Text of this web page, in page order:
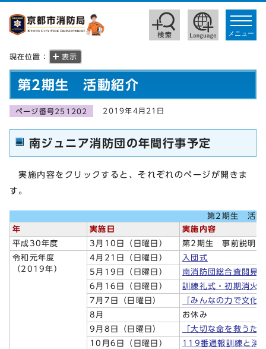
toggle
メニュー
現在位置： 表示
第2期生 活動紹介
ページ番号251202 2019年4月21日
南ジュニア消防団の年間行事予定
実施内容をクリックすると、それぞれのページが開きま
す。
第2期生 活動
年
実施日
実施内容
平成30年度
3月10日（日曜日）
第2期生 事前説明会
令和元年度
（2019年）
4月21日（日曜日）
入団式
5月19日（日曜日）
南消防団総合査閲見
6月16日（日曜日）
訓練礼式・初期消火
7月7日（日曜日）
「みんなの力で文化
8月
お休み
9月8日（日曜日）
「大切な命を救うた
10月6日（日曜日）
119番通報訓練と消